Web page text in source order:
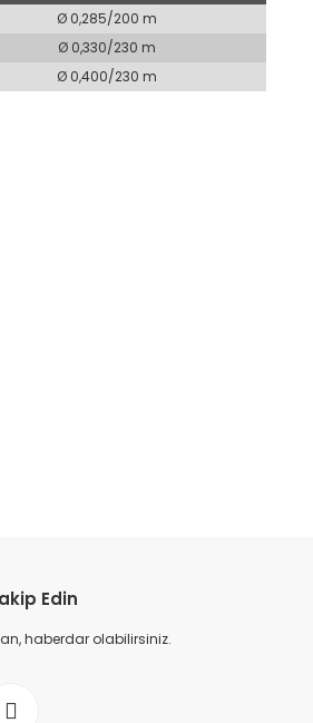
Ø 0,285/200 m
Ø 0,330/230 m
Ø 0,400/230 m
Edin
haberdar olabilirsiniz.